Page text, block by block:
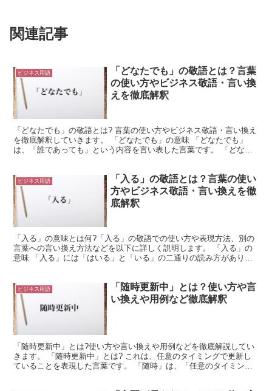
関連記事
ビジネス用語
「どなたでも」の敬語とは？言葉
の使い方やビジネス敬語・言い換
えを徹底解釈
「どなたでも」の敬語とは? 言葉の使い方やビジネス敬語・言い換え
を徹底解釈していきます。 「どなたでも」の意味 「どなたでも」
は、「誰であっても」という内容を言い表した言葉です。 「どな
ビジネス用語
「入る」の敬語とは？言葉の使い
方やビジネス敬語・言い換えを徹
底解釈
「入る」の意味とは何?「入る」の敬語での使い方や表現方法、別の
言葉への言い換え方法などを以下に詳しく説明します。 「入る」の
意味 「入る」には「はいる」と「いる」の二通りの読み方がありま
ビジネス用語
「随時更新中」とは？使い方や言
い換えや用例など徹底解釈
「随時更新中」とは?使い方や言い換えや用例などを徹底解説してい
きます。 「随時更新中」とは? これは、任意のタイミングで更新し
ていることを表現した言葉です。 「随時」は、「任意のタイミング